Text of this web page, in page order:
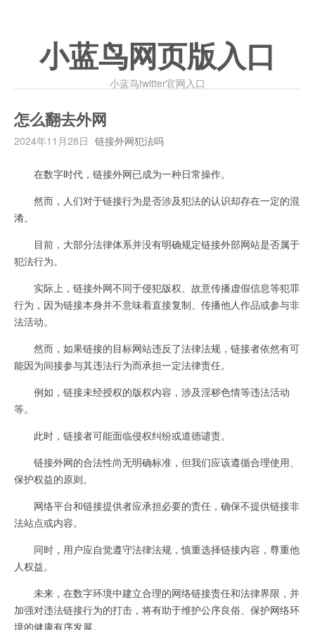
小蓝鸟网页版入口
小蓝鸟twitter官网入口
怎么翻去外网
2024年11月28日 链接外网犯法吗
在数字时代，链接外网已成为一种日常操作。
然而，人们对于链接行为是否涉及犯法的认识却存在一定的混
淆。
目前，大部分法律体系并没有明确规定链接外部网站是否属于
犯法行为。
实际上，链接外网不同于侵犯版权、故意传播虚假信息等犯罪
行为，因为链接本身并不意味着直接复制、传播他人作品或参与非
法活动。
然而，如果链接的目标网站违反了法律法规，链接者依然有可
能因为间接参与其违法行为而承担一定法律责任。
例如，链接未经授权的版权内容，涉及淫秽色情等违法活动
等。
此时，链接者可能面临侵权纠纷或道德谴责。
链接外网的合法性尚无明确标准，但我们应该遵循合理使用、
保护权益的原则。
网络平台和链接提供者应承担必要的责任，确保不提供链接非
法站点或内容。
同时，用户应自觉遵守法律法规，慎重选择链接内容，尊重他
人权益。
未来，在数字环境中建立合理的网络链接责任和法律界限，并
加强对违法链接行为的打击，将有助于维护公序良俗、保护网络环
境的健康有序发展。